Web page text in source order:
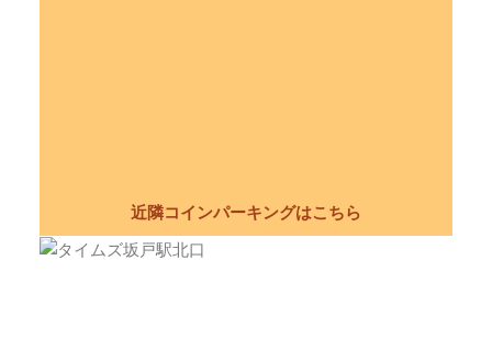
近隣コインパーキングはこちら